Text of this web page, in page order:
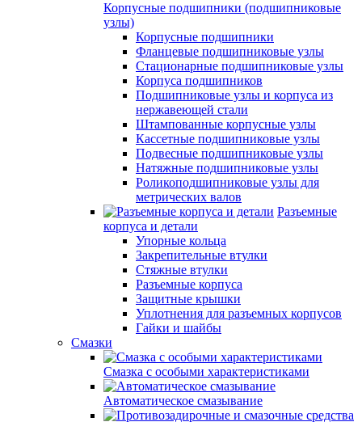
Корпусные подшипники (подшипниковые
узлы)
Корпусные подшипники
Фланцевые подшипниковые узлы
Стационарные подшипниковые узлы
Корпуса подшипников
Подшипниковые узлы и корпуса из
нержавеющей стали
Штампованные корпусные узлы
Кассетные подшипниковые узлы
Подвесные подшипниковые узлы
Натяжные подшипниковые узлы
Роликоподшипниковые узлы для
метрических валов
Разъемные
корпуса и детали
Упорные кольца
Закрепительные втулки
Стяжные втулки
Разъемные корпуса
Защитные крышки
Уплотнения для разъемных корпусов
Гайки и шайбы
Смазки
Смазка с особыми характеристиками
Автоматическое смазывание